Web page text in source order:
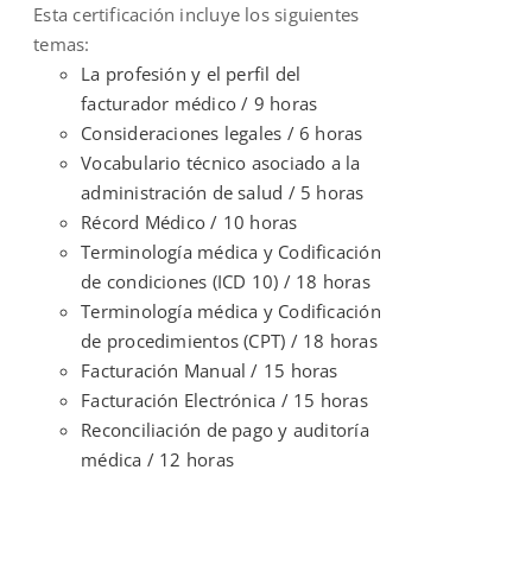
Esta certificación incluye los siguientes
temas:
La profesión y el perfil del
facturador médico / 9 horas
Consideraciones legales / 6 horas
Vocabulario técnico asociado a la
administración de salud / 5 horas
Récord Médico / 10 horas
Terminología médica y Codificación
de condiciones (ICD 10) / 18 horas
Terminología médica y Codificación
de procedimientos (CPT) / 18 horas
Facturación Manual / 15 horas
Facturación Electrónica / 15 horas
Reconciliación de pago y auditoría
médica / 12 horas